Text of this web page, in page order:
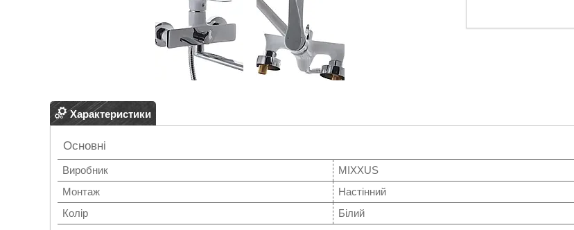
Характеристики
Основні
Виробник
MIXXUS
Монтаж
Настінний
Колір
Білий